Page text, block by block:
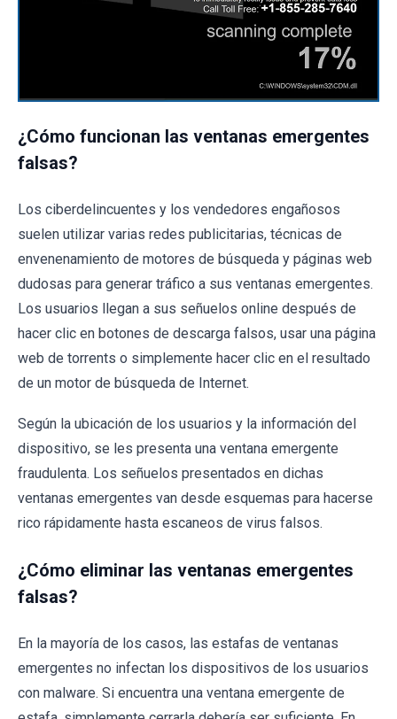
¿Cómo funcionan las ventanas emergentes
falsas?
Los ciberdelincuentes y los vendedores engañosos
suelen utilizar varias redes publicitarias, técnicas de
envenenamiento de motores de búsqueda y páginas web
dudosas para generar tráfico a sus ventanas emergentes.
Los usuarios llegan a sus señuelos online después de
hacer clic en botones de descarga falsos, usar una página
web de torrents o simplemente hacer clic en el resultado
de un motor de búsqueda de Internet.
Según la ubicación de los usuarios y la información del
dispositivo, se les presenta una ventana emergente
fraudulenta. Los señuelos presentados en dichas
ventanas emergentes van desde esquemas para hacerse
rico rápidamente hasta escaneos de virus falsos.
¿Cómo eliminar las ventanas emergentes
falsas?
En la mayoría de los casos, las estafas de ventanas
emergentes no infectan los dispositivos de los usuarios
con malware. Si encuentra una ventana emergente de